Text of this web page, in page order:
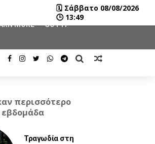
περισσότερο
εβδομάδα
Τραγωδία στη
🗓 Σάββατο 08/08/2026
🕒 13:49
MORE GOT IT